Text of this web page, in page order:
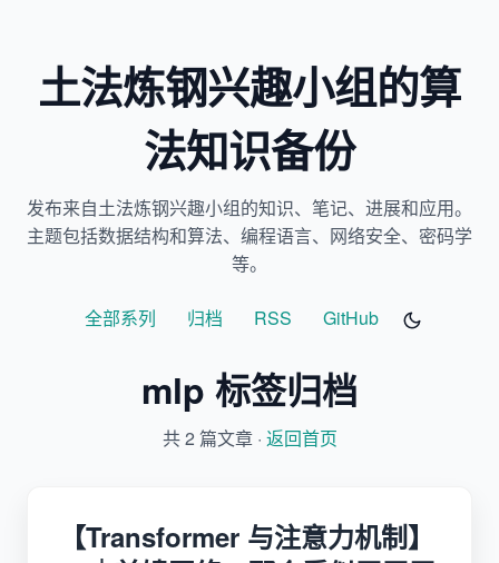
土法炼钢兴趣小组的算
法知识备份
发布来自土法炼钢兴趣小组的知识、笔记、进展和应用。
主题包括数据结构和算法、编程语言、网络安全、密码学
等。
全部系列 归档 RSS GitHub
mlp 标签归档
共 2 篇文章 · 返回首页
【Transformer 与注意力机制】